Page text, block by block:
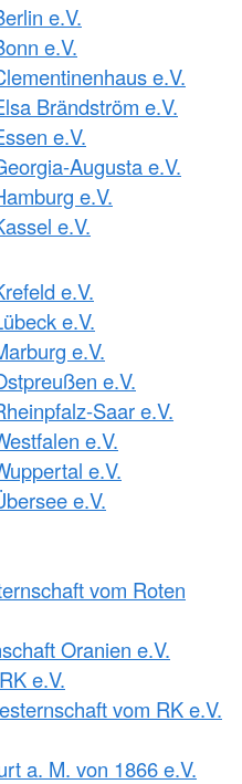
e.V.
e.V.
e.V.
Brändström e.V.
e.V.
Augusta e.V.
e.V.
e.V.
e.V.
e.V.
e.V.
e.V.
Saar e.V.
e.V.
e.V.
e.V.
vom Roten
Oranien e.V.
e.V.
vom RK e.V.
a. M. von 1866 e.V.